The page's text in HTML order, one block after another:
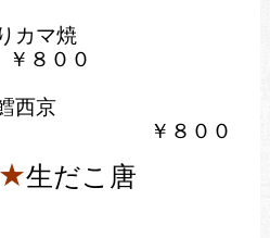
カマ焼
￥８００
西京
￥８００
★生だこ唐